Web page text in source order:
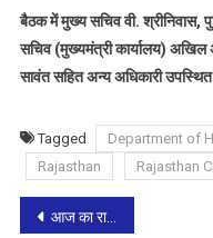
बैठक में मुख्य सचिव वी. श्रीनिवास,
सचिव (मुख्यमंत्री कार्यालय) अखिल
सावंत सहित अन्य अधिकारी
Tagged Department of
Rajasthan
Rajasthan
Post
आज का राशिफल 3 जून 2026,बुधवार